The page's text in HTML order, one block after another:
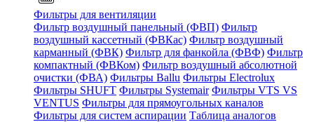
Фильтры для вентиляции
Фильтр воздушный панельный (ФВП) Фильтр
воздушный кассетный (ФВКас) Фильтр воздушный
карманный (ФВК) Фильтр для фанкойла (ФВФ) Фильтр
компактный (ФВКом) Фильтр воздушный абсолютной
очистки (ФВА) Фильтры Ballu Фильтры Electrolux
Фильтры SHUFT Фильтры Systemair Фильтры VTS VS
VENTUS Фильтры для прямоугольных каналов
Фильтры для систем аспирации Таблица аналогов